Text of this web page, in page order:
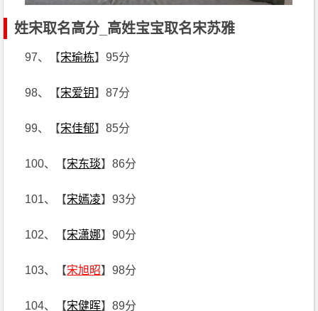
姓宋取名高分_高姓宝宝取名宋苏雅
97、【宋瑜栋】95分
98、【宋爱钥】87分
99、【宋佳郁】85分
100、【宋东琰】86分
101、【宋嫣凌】93分
102、【宋潇娜】90分
103、【宋旭昭】98分
104、【宋健晖】89分